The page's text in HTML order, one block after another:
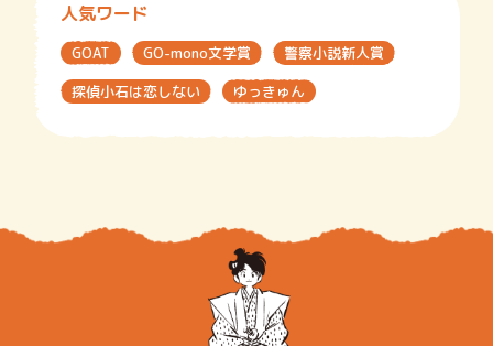
人気ワード
GOAT GO-mono文学賞
警察小説新人賞
探偵小石は恋しない
ゆっきゅん